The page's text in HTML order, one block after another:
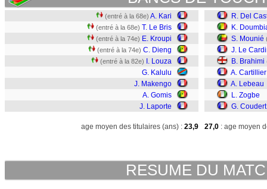
(entré à la 68e) A. Kari
(entré à la 68e) T. Le Bris
(entré à la 74e) E. Kroupi
(entré à la 74e) C. Dieng
(entré à la 82e)
I. Louza
G. Kalulu
J. Makengo
A. Gomis
J. Laporte
R. Del
K.
S. Mounié
J. Le
B. Brahimi
A. Cartillier
A. Lebeau
L. Zogbe
G. Coudert
age moyen des titulaires (ans) : 23,9 27,0 : age moyen
RESUME DU